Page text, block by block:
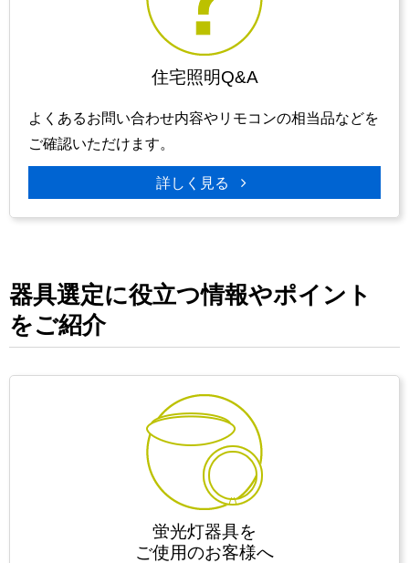
住宅照明Q&A
よくあるお問い合わせ内容やリモコンの相当品などを
ご確認いただけます。
詳しく見る
器具選定に役立つ情報やポイント
をご紹介
蛍光灯器具を
ご使用のお客様へ